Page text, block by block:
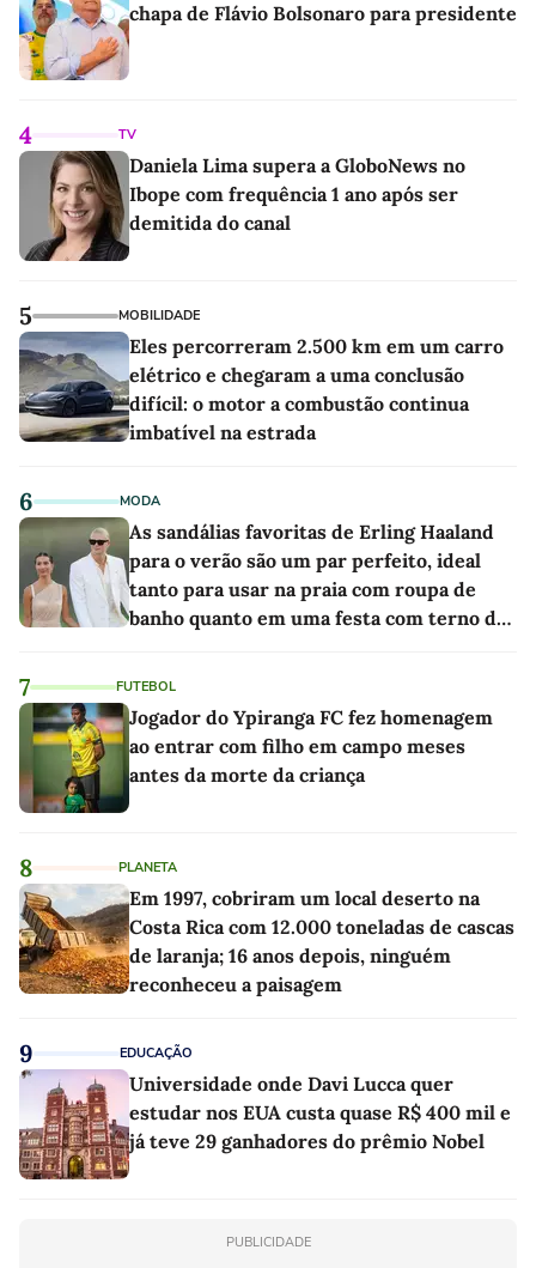
chapa de Flávio Bolsonaro para presidente
4 TV
Daniela Lima supera a GloboNews no
Ibope com frequência 1 ano após ser
demitida do canal
5 MOBILIDADE
Eles percorreram 2.500 km em um carro
elétrico e chegaram a uma conclusão
difícil: o motor a combustão continua
imbatível na estrada
6 MODA
As sandálias favoritas de Erling Haaland
para o verão são um par perfeito, ideal
tanto para usar na praia com roupa de
banho quanto em uma festa com terno de
7 FUTEBOL
Jogador do Ypiranga FC fez homenagem
ao entrar com filho em campo meses
antes da morte da criança
8 PLANETA
Em 1997, cobriram um local deserto na
Costa Rica com 12.000 toneladas de cascas
de laranja; 16 anos depois, ninguém
reconheceu a paisagem
9 EDUCAÇÃO
Universidade onde Davi Lucca quer
estudar nos EUA custa quase R$ 400 mil e
já teve 29 ganhadores do prêmio Nobel
PUBLICIDADE